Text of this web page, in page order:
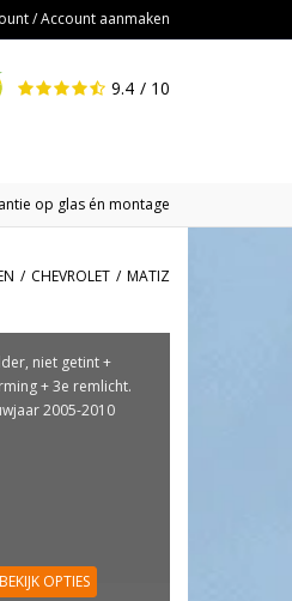
/ Account aanmaken
9.4 / 10
op glas én montage
/ CHEVROLET / MATIZ
niet getint +
+ 3e remlicht.
2005-2010
BEKIJK OPTIES